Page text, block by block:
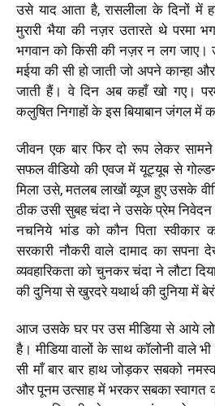
उसे याद आता है, रासलीला के दिनों
मुरारी भैया की नज़र उतारते थे परमा
भगवान को किसी की नज़र न लग जाए।
मईया की सी हो जाती जो अपने कान्हा और
जाती हैं। वे दिन अब कहाँ खो गए।
कलुषित निगाहों के इस बियाबान जंगल में
जीवन एक बार फिर दो रूप लेकर
सफल वीडियो की एवज में यूट्यूब से
मिला उसे, मतलब लाखों व्यूज हुए उसके
ठीक उसी सुबह चंदा ने उसके प्रेम निवेदन
नचनिये भांड को कौन पिता स्वीकार
सरकारी नौकरी वाले दामाद का सपना
व्यवहारिकता को चुनकर चंदा ने लौटा
की दुनिया से खुरदरे यथार्थ की दुनिया में
आज उसके घर पर उस मीडिया से आये
है। मीडिया वालों के साथ कॉलोनी वाले
सी माँ बार बार हाथ जोड़कर सबको
और पूनम उत्साह में भरकर सबका स्वागत